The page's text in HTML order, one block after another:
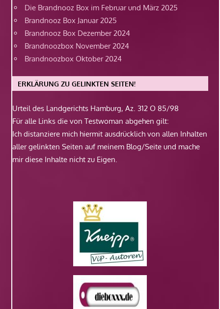
Die Brandnooz Box im Februar und März 2025
Brandnooz Box Januar 2025
Brandnooz Box Dezember 2024
Brandnoozbox November 2024
Brandnoozbox Oktober 2024
ERKLÄRUNG ZU GELINKTEN SEITEN!
Urteil des Landgerichts Hamburg, Az. 312 O 85/98
Für alle Links die von Testwoman abgehen gilt:
Ich distanziere mich hiermit ausdrücklich von allen Inhalten
aller gelinkten Seiten auf meinem Blog/Seite und mache
mir diese Inhalte nicht zu Eigen.